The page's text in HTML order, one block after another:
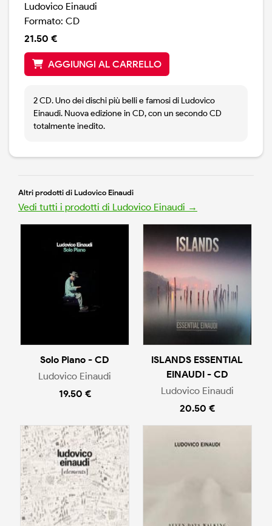
Ludovico Einaudi
Formato: CD
21.50 €
AGGIUNGI AL CARRELLO
2 CD. Uno dei dischi più belli e famosi di Ludovico
Einaudi. Nuova edizione in CD, con un secondo CD
totalmente inedito.
Altri prodotti di Ludovico Einaudi
Vedi tutti i prodotti di Ludovico Einaudi →
Solo Piano - CD
Ludovico Einaudi
19.50 €
ISLANDS ESSENTIAL
EINAUDI - CD
Ludovico Einaudi
20.50 €